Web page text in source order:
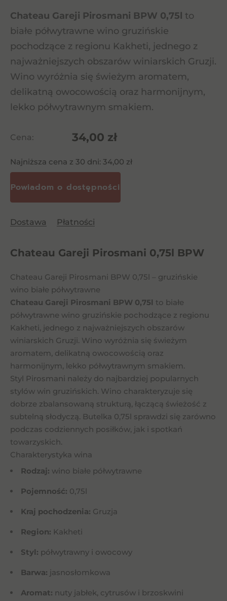
Chateau Gareji Pirosmani BPW 0,75l to
białe półwytrawne wino gruzińskie
pochodzące z regionu Kakheti, jednego z
najważniejszych obszarów winiarskich Gruzji.
Wino wyróżnia się świeżym aromatem,
delikatną owocowością oraz harmonijnym,
lekko półwytrawnym smakiem.
Cena: 34,00 zł
Najniższa cena z 30 dni: 34,00 zł
Dostawa Płatności
Chateau Gareji Pirosmani 0,75l BPW
Chateau Gareji Pirosmani BPW 0,75l – gruzińskie
wino białe półwytrawne
Chateau Gareji Pirosmani BPW 0,75l to białe
półwytrawne wino gruzińskie pochodzące z regionu
Kakheti, jednego z najważniejszych obszarów
winiarskich Gruzji. Wino wyróżnia się świeżym
aromatem, delikatną owocowością oraz
harmonijnym, lekko półwytrawnym smakiem.
Styl Pirosmani należy do najbardziej popularnych
stylów win gruzińskich. Wino charakteryzuje się
dobrze zbalansowaną strukturą, łączącą świeżość z
subtelną słodyczą. Butelka 0,75l sprawdzi się zarówno
podczas codziennych posiłków, jak i spotkań
towarzyskich.
Charakterystyka wina
Rodzaj: wino białe półwytrawne
Pojemność: 0,75l
Kraj pochodzenia: Gruzja
Region: Kakheti
Styl: półwytrawny i owocowy
Barwa: jasnosłomkowa
Aromat: nuty jabłek, cytrusów i brzoskwini